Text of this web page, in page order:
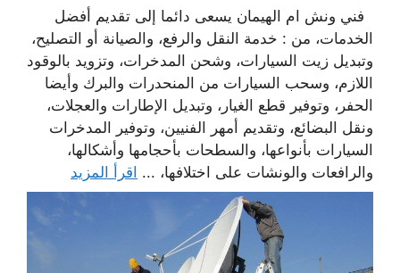
فني ونش ام الهيمان يسعى دائما إلى تقديم أفضل
الخدمات، من : خدمة النقل والرفع، والصيانة أو التصليح،
وتبديل زيت السيارات، وشحن المدخرات، وتزويد بالوقود
اللازم، وسحب السيارات من المنحدرات والبرك وأيضا
الحفر، وتوفير قطع الغيار، وتبديل الإطارات والعجلات،
ونقل البضائع، وتقديم أمهر الفنيين، وتوفير المدخرات
السيارات بأنواعها، والسطحات بأحجامها وأشكالها،
والرافعات والونشات على اختلافها، ... اقرأ المزيد